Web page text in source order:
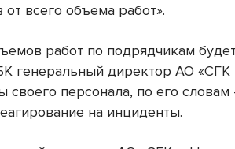
всего объема работ».
работ по подрядчикам
генеральный директор АО
персонала, по его словам
на инциденты.